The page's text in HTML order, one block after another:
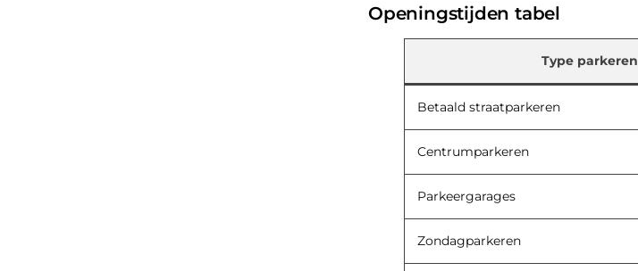
Openingstijden tabel
Type parkeren
Betaald straatparkeren
Centrumparkeren
Parkeergarages
Zondagparkeren